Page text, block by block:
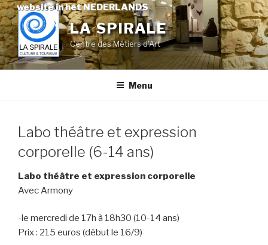
website in het NEDERLANDS
Skip
to
content
LA SPIRALE
Centre des Métiers d'Art
Menu
Labo théâtre et expression
corporelle (6-14 ans)
Labo théâtre et expression corporelle
Avec Armony
-le mercredi de 17h à 18h30 (10-14 ans)
Prix : 215 euros (début le 16/9)